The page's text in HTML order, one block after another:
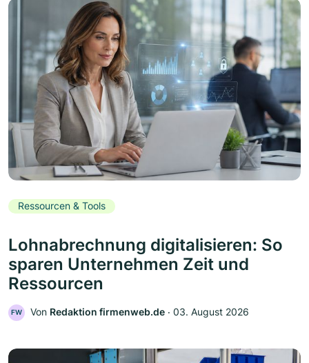
Ressourcen & Tools
Lohnabrechnung digitalisieren: So
sparen Unternehmen Zeit und
Ressourcen
FW Von Redaktion firmenweb.de ‧ 03. August 2026